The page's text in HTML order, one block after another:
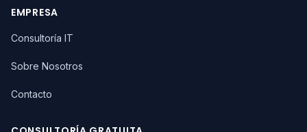
EMPRESA
Consultoría IT
Sobre Nosotros
Contacto